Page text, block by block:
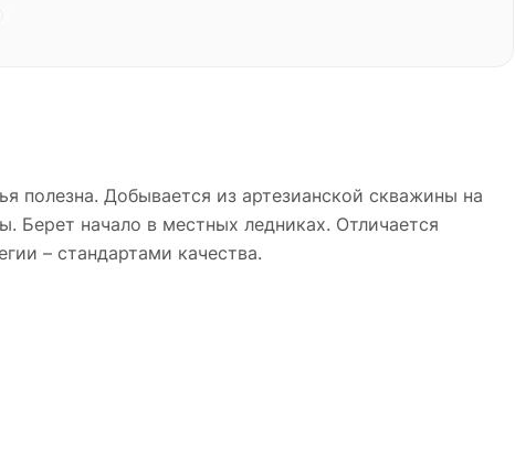
полезна. Добывается из артезианской скважины на
Берет начало в местных ледниках. Отличается
– стандартами качества.